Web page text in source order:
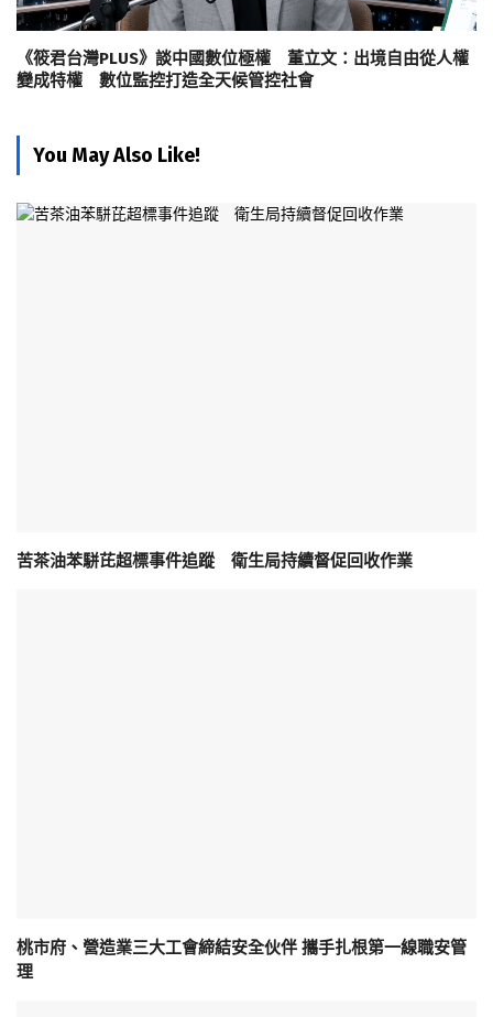
《筱君台灣PLUS》談中國數位極權 董立文：出境自由從人權
變成特權 數位監控打造全天候管控社會
You May Also Like!
苦茶油苯駢芘超標事件追蹤 衛生局持續督促回收作業
桃市府、營造業三大工會締結安全伙伴 攜手扎根第一線職安管
理